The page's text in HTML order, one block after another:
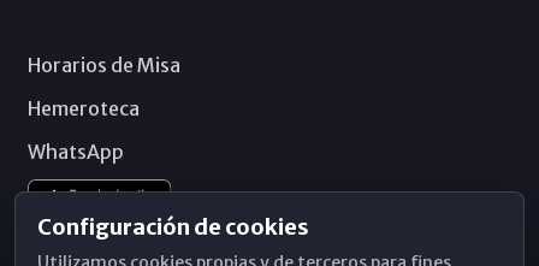
Horarios de Misa
Hemeroteca
WhatsApp
Configuración de cookies